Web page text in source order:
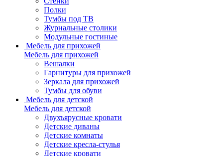
Полки
Тумбы под ТВ
Журнальные столики
Модульные гостиные
Мебель для прихожей
Мебель для прихожей
Вешалки
Гарнитуры для прихожей
Зеркала для прихожей
Тумбы для обуви
Мебель для детской
Мебель для детской
Двухъярусные кровати
Детские диваны
Детские комнаты
Детские кресла-стулья
Детские кровати